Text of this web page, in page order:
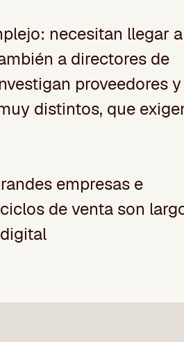
necesitan llegar a
a directores de
proveedores y
distintos, que
empresas e
de venta son